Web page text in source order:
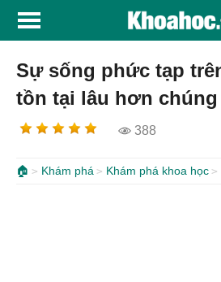
Sự sống phức tạp
tồn tại lâu hơn
388
🏠 Khám phá Khám phá khoa học